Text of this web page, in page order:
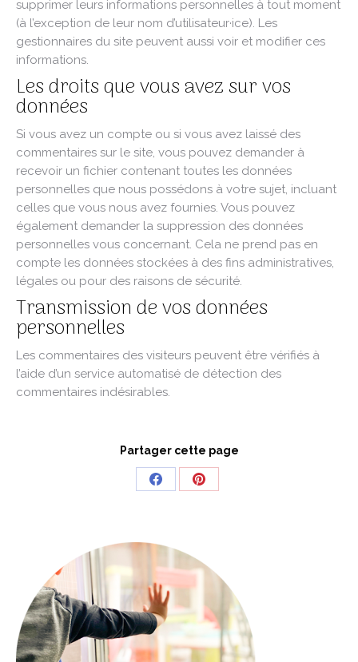
supprimer leurs informations personnelles à tout moment
(à l’exception de leur nom d’utilisateur·ice). Les
gestionnaires du site peuvent aussi voir et modifier ces
informations.
Les droits que vous avez sur vos
données
Si vous avez un compte ou si vous avez laissé des
commentaires sur le site, vous pouvez demander à
recevoir un fichier contenant toutes les données
personnelles que nous possédons à votre sujet, incluant
celles que vous nous avez fournies. Vous pouvez
également demander la suppression des données
personnelles vous concernant. Cela ne prend pas en
compte les données stockées à des fins administratives,
légales ou pour des raisons de sécurité.
Transmission de vos données
personnelles
Les commentaires des visiteurs peuvent être vérifiés à
l’aide d’un service automatisé de détection des
commentaires indésirables.
Partager cette page
Share
Share